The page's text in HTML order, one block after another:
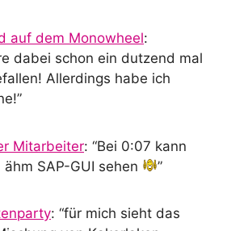
auf dem Monowheel:
dabei schon ein dutzend mal
Allerdings habe ich
”
Mitarbeiter: “Bei 0:07 kann
SAP-GUI sehen
”
: “für mich sieht das